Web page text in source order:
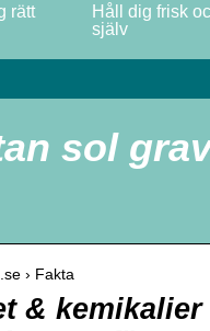
rätt
Håll dig frisk
själv
sol
› Fakta
& kemikalier